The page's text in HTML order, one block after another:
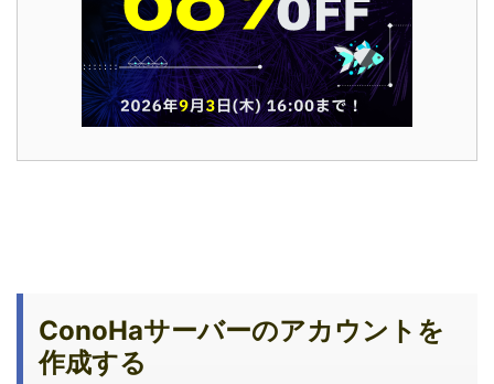
ConoHaサーバーのアカウントを
作成する